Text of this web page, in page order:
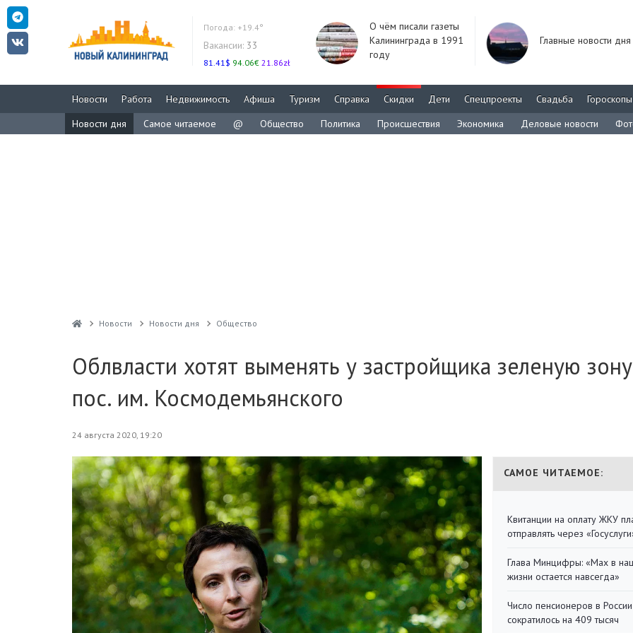
Погода: +19.4°
Вакансии: 33
81.41$ 94.06€ 21.86zł
О чём писали газеты
Калининграда в 1991
году
Главные новости дня
Новости Работа Недвижимость Афиша Туризм Справка Скидки Дети Спецпроекты Свадьба
Гороскопы
Новости дня
Самое читаемое @ Общество Политика Происшествия Экономика Деловые новости
Новости Новости дня Общество
Облвласти хотят выменять у застройщика зеленую
пос. им. Космодемьянского
24 августа 2020, 19:20
САМОЕ ЧИТАЕМОЕ:
Квитанции на оплату ЖКУ
отправлять через
Глава Минцифры: «Мах в
жизни остается навсегда»
Число пенсионеров в
сократилось на 409 тысяч